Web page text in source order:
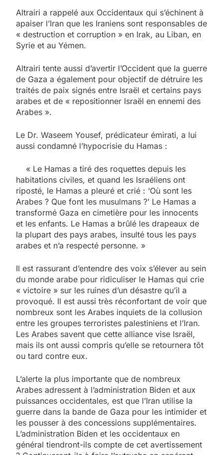
Altrairi a rappelé aux Occidentaux qui s’échinent à
apaiser l’Iran que les Iraniens sont responsables de
« destruction et corruption » en Irak, au Liban, en
Syrie et au Yémen.
Altrairi tente aussi d’avertir l’Occident que la guerre
de Gaza a également pour objectif de détruire les
traités de paix signés entre Israël et certains pays
arabes et de « repositionner Israël en ennemi des
Arabes ».
Le Dr. Waseem Yousef, prédicateur émirati, a lui
aussi condamné l’hypocrisie du Hamas :
« Le Hamas a tiré des roquettes depuis les
habitations civiles, et quand les Israéliens ont
riposté, le Hamas a pleuré et crié : ‘Où sont les
Arabes ? Que font les musulmans ?’ Le Hamas a
transformé Gaza en cimetière pour les innocents
et les enfants. Le Hamas a brûlé les drapeaux de
la plupart des pays arabes, insulté tous les pays
arabes et n’a respecté personne. »
Il est rassurant d’entendre des voix s’élever au sein
du monde arabe pour ridiculiser le Hamas qui crie
« victoire » sur les ruines d’un désastre qu’il a
provoqué. Il est aussi très réconfortant de voir que
nombreux sont les Arabes inquiets de la collusion
entre les groupes terroristes palestiniens et l’Iran.
Les Arabes savent que cette alliance vise Israël,
mais ils ont aussi compris qu’elle se retournera tôt
ou tard contre eux.
L’alerte la plus importante que de nombreux
Arabes adressent à l’administration Biden et aux
puissances occidentales, est que l’Iran utilise la
guerre dans la bande de Gaza pour les intimider et
les pousser à des concessions supplémentaires.
L’administration Biden et les occidentaux en
général tiendront-ils compte de cet avertissement